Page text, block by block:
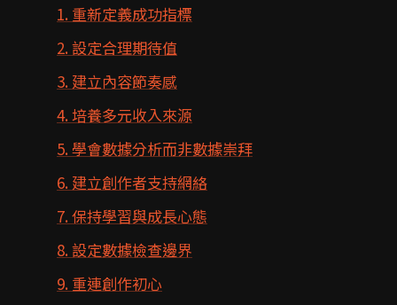
1. 重新定義成功指標
2. 設定合理期待值
3. 建立內容節奏感
4. 培養多元收入來源
5. 學會數據分析而非數據崇拜
6. 建立創作者支持網絡
7. 保持學習與成長心態
8. 設定數據檢查邊界
9. 重連創作初心